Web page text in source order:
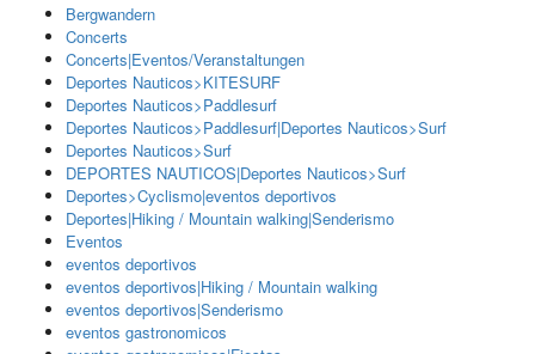
Bergwandern
Concerts
Concerts|Eventos/Veranstaltungen
Deportes Nauticos>KITESURF
Deportes Nauticos>Paddlesurf
Deportes Nauticos>Paddlesurf|Deportes Nauticos>Surf
Deportes Nauticos>Surf
DEPORTES NAUTICOS|Deportes Nauticos>Surf
Deportes>Cyclismo|eventos deportivos
Deportes|Hiking / Mountain walking|Senderismo
Eventos
eventos deportivos
eventos deportivos|Hiking / Mountain walking
eventos deportivos|Senderismo
eventos gastronomicos